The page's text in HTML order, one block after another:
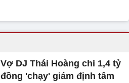
Vợ DJ Thái Hoàng chi 1,4 tỷ
đồng 'chạy' giám định tâm